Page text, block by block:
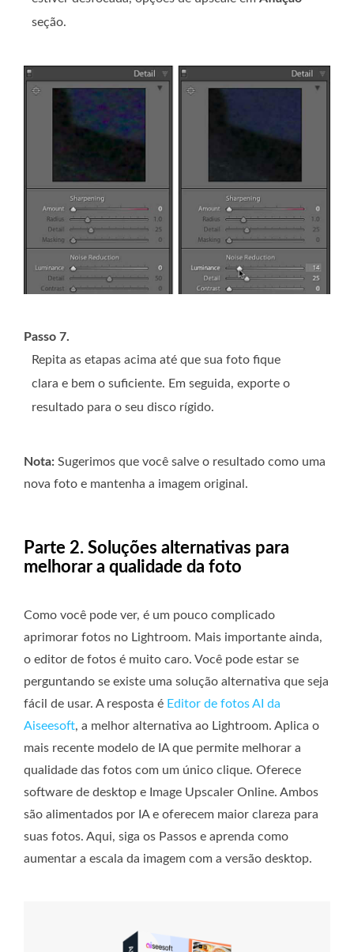
seção.
Passo 7.
Repita as etapas acima até que sua foto fique
clara e bem o suficiente. Em seguida, exporte o
resultado para o seu disco rígido.
Nota: Sugerimos que você salve o resultado como uma
nova foto e mantenha a imagem original.
Parte 2. Soluções alternativas para
melhorar a qualidade da foto
Como você pode ver, é um pouco complicado
aprimorar fotos no Lightroom. Mais importante ainda,
o editor de fotos é muito caro. Você pode estar se
perguntando se existe uma solução alternativa que seja
fácil de usar. A resposta é Editor de fotos AI da
Aiseesoft, a melhor alternativa ao Lightroom. Aplica o
mais recente modelo de IA que permite melhorar a
qualidade das fotos com um único clique. Oferece
software de desktop e Image Upscaler Online. Ambos
são alimentados por IA e oferecem maior clareza para
suas fotos. Aqui, siga os Passos e aprenda como
aumentar a escala da imagem com a versão desktop.